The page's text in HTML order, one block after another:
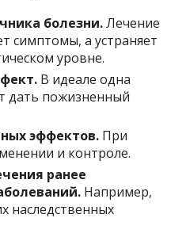
болезни.Лечение
симптомы, а устраняет
уровне.
В идеале одна
дать пожизненный
эффектов. При
и контроле.
ранее
Например,
наследственных